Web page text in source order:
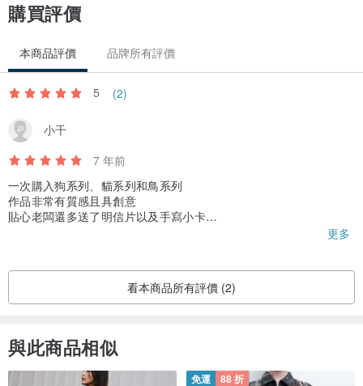
購買評價
本商品評價 品牌所有評價
5 (2)
小千
7 年前
一次購入狗系列、貓系列和鳥系列
作品非常有質感且具創意
貼心老闆還多送了明信片以及手寫小卡
更多
看本商品所有評價 (2)
與此商品相似
免運 88 折